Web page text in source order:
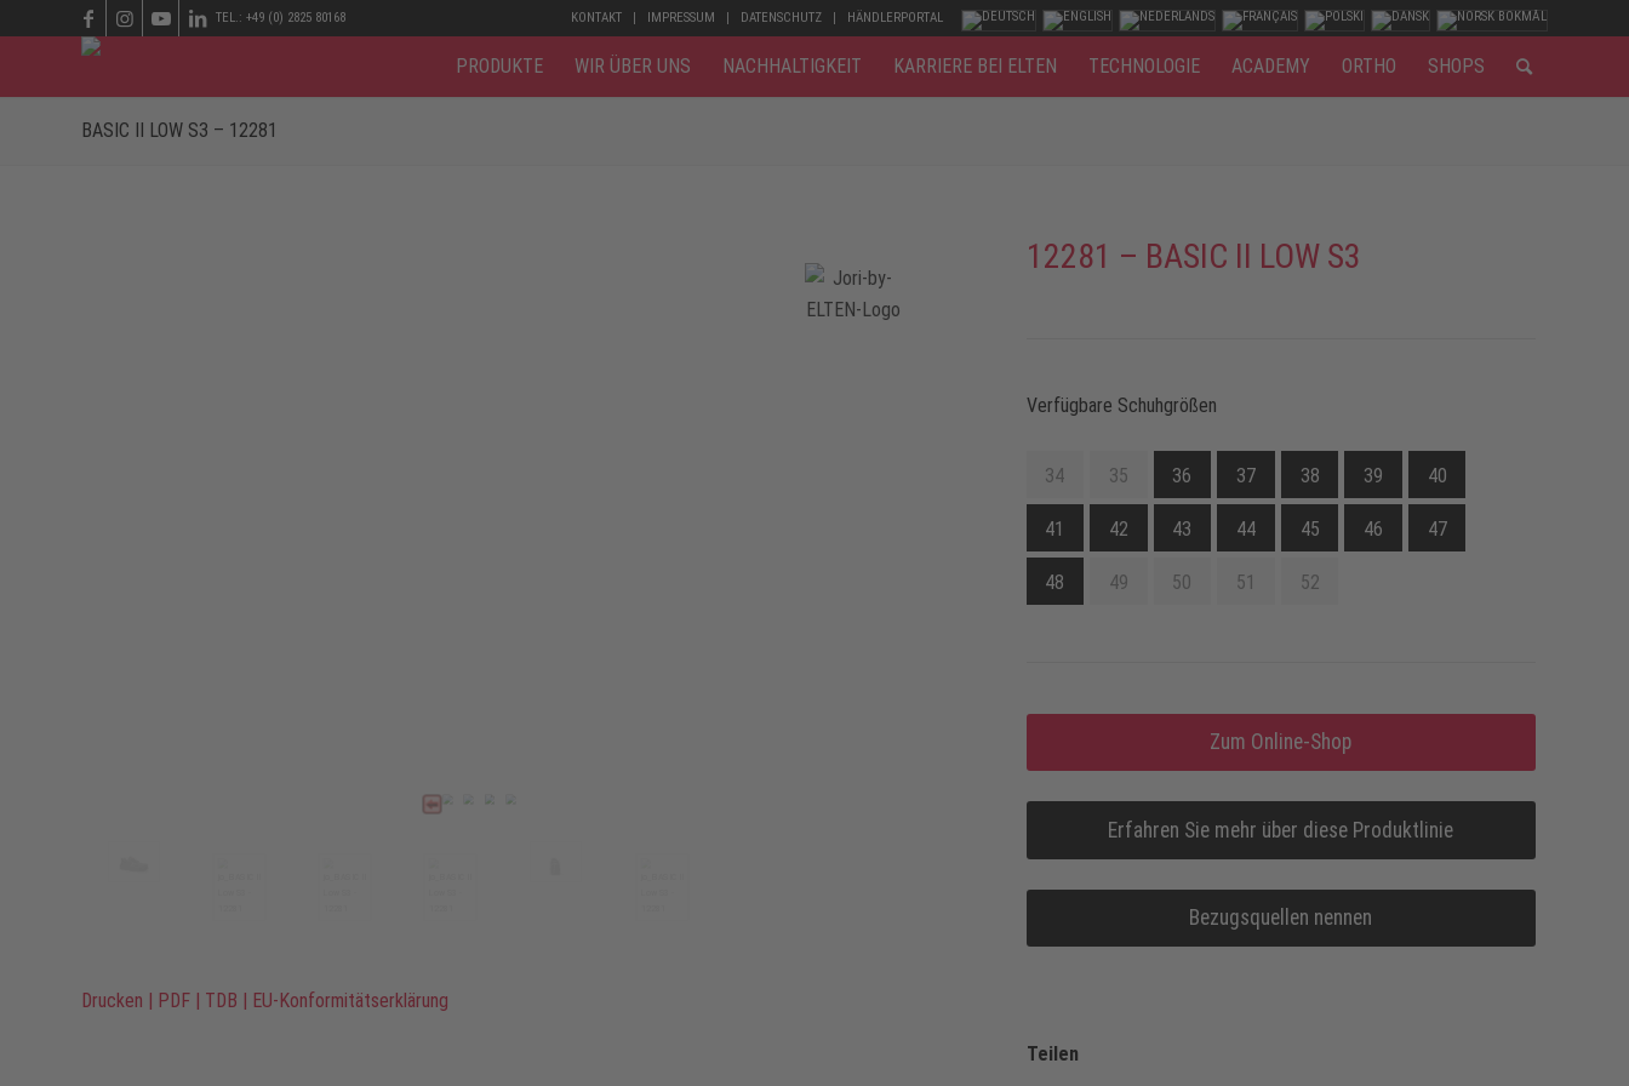
KONTAKT IMPRESSUM DATENSCHUTZ HÄNDLERPORTAL
TEL.: +49 (0) 2825 80168
PRODUKTE WIR ÜBER UNS NACHHALTIGKEIT KARRIERE BEI ELTEN TECHNOLOGIE ACADEMY ORTHO SHOPS
BASIC II LOW S3 – 12281
Drucken | PDF | TDB | EU-Konformitätserklärung
12281 – BASIC II LOW S3
Verfügbare Schuhgrößen
34 35 36 37 38 39 40
41 42 43 44 45 46 47
48 49 50 51 52
Zum Online-Shop
Erfahren Sie mehr über diese Produktlinie
Bezugsquellen nennen
Teilen